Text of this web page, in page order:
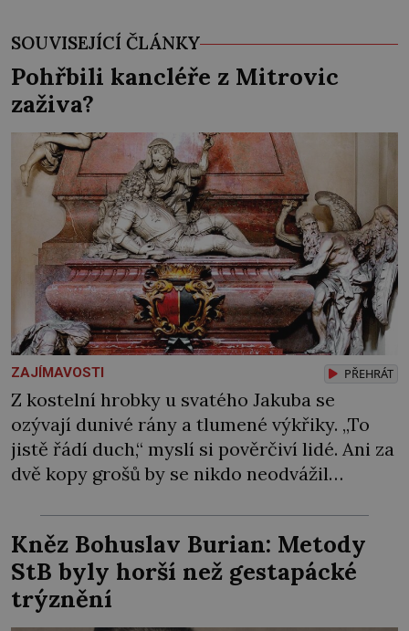
SOUVISEJÍCÍ ČLÁNKY
Pohřbili kancléře z Mitrovic
zaživa?
ZAJÍMAVOSTI PŘEHRÁT
Z kostelní hrobky u svatého Jakuba se
ozývají dunivé rány a tlumené výkřiky. „To
jistě řádí duch,“ myslí si pověrčiví lidé. Ani za
dvě kopy grošů by se nikdo neodvážil
raději jen skrápí svěcenou vodou. Za několik
dní divné burácení skutečně ustane. Když o
mnoho let později hrobku […]
Kněz Bohuslav Burian: Metody
StB byly horší než gestapácké
trýznění